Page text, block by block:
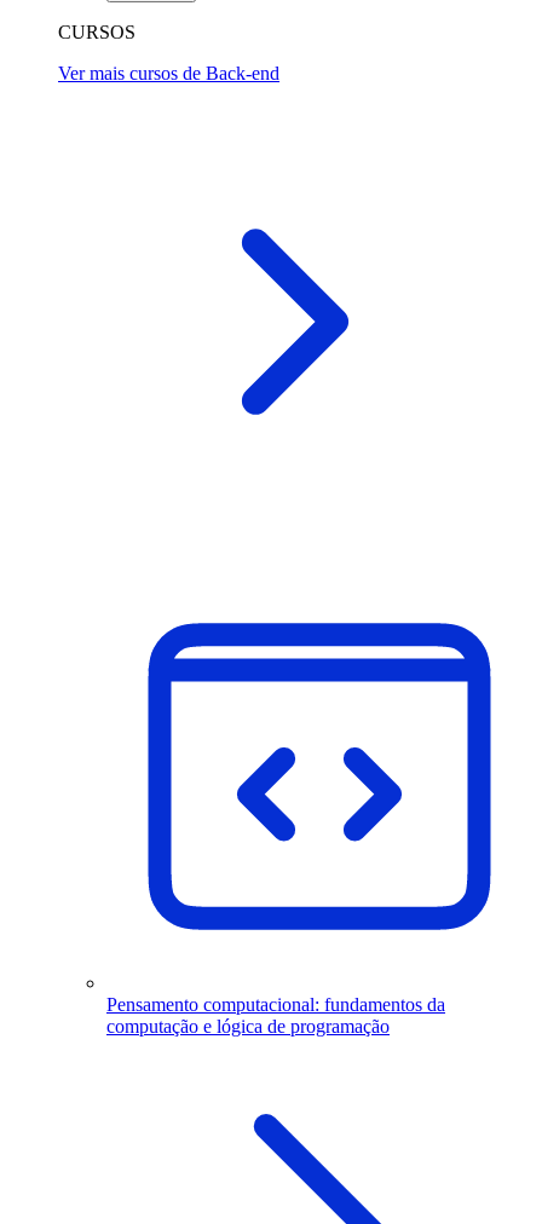
CURSOS
Ver mais cursos de Back-end
Pensamento computacional: fundamentos da
computação e lógica de programação